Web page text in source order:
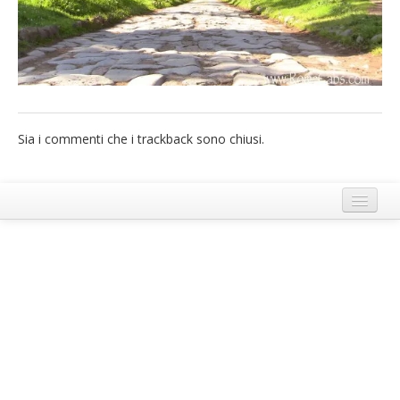
French
Italiano
Sia i commenti che i trackback sono chiusi.